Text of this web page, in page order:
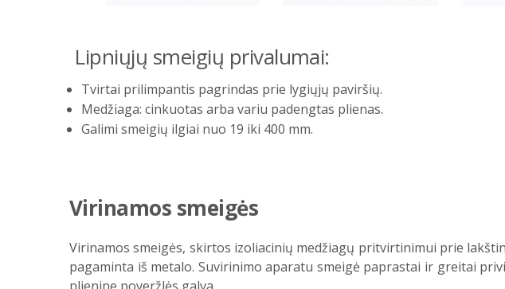
Lipniųjų smeigių privalumai:
Tvirtai prilimpantis pagrindas prie lygiųjų paviršių.
Medžiaga: cinkuotas arba variu padengtas plienas.
Galimi smeigių ilgiai nuo 19 iki 400 mm.
Virinamos smeigės
Virinamos smeigės, skirtos izoliacinių medžiagų pritvirtinimui prie
pagaminta iš metalo. Suvirinimo aparatu smeigė paprastai ir greitai